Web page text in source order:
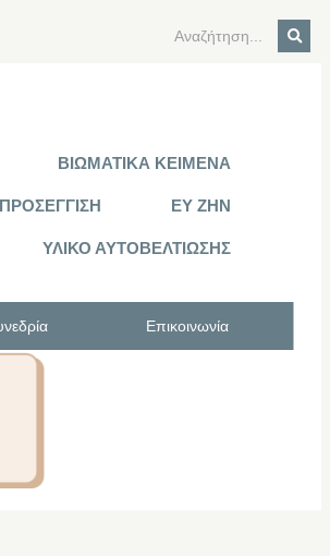
ΒΙΩΜΑΤΙΚΑ ΚΕΙΜΕΝΑ
ΕΥ ΖΗΝ
ΥΛΙΚΟ ΑΥΤΟΒΕΛΤΙΩΣΗΣ
Επικοινωνία